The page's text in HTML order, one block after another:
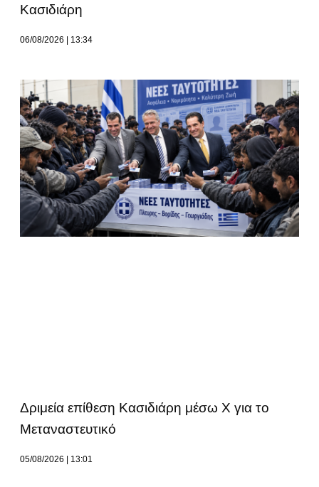
Κασιδιάρη
06/08/2026 13:34
Δριμεία επίθεση Κασιδιάρη μέσω Χ για το
Μεταναστευτικό
05/08/2026 13:01